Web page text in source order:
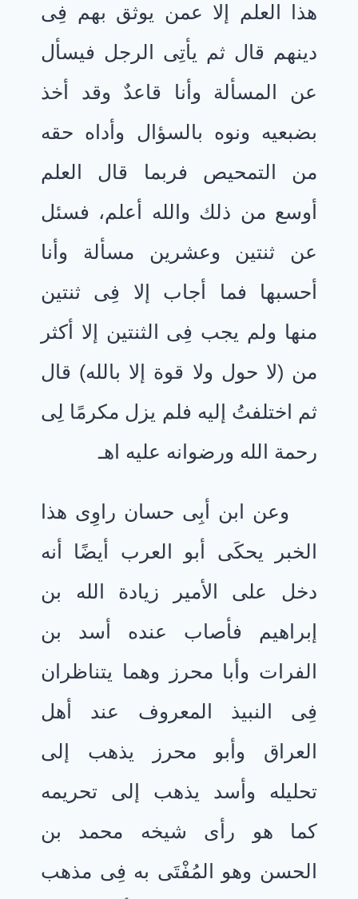
هذا العلم إلا عمن يوثق بهم فِى
دينهم قال ثم يأتِى الرجل فيسأل
عن المسألة وأنا قاعدٌ وقد أخذ
بضبعيه ونوه بالسؤال وأداه حقه
من التمحيص فربما قال العلم
أوسع من ذلك والله أعلم، فسئل
عن ثنتين وعشرين مسألة وأنا
أحسبها فما أجاب إلا فِى ثنتين
منها ولم يجب فِى الثنتين إلا أكثر
من (لا حول ولا قوة إلا بالله) قال
ثم اختلفتُ إليه فلم يزل مكرمًا لِى
رحمة الله ورضوانه عليه اهـ
وعن ابن أبِى حسان راوِى هذا
الخبر يحكَى أبو العرب أيضًا أنه
دخل على الأمير زيادة الله بن
إبراهيم فأصاب عنده أسد بن
الفرات وأبا محرز وهما يتناظران
فِى النبيذ المعروف عند أهل
العراق وأبو محرز يذهب إلى
تحليله وأسد يذهب إلى تحريمه
كما هو رأى شيخه محمد بن
الحسن وهو المُفْتَى به فِى مذهب